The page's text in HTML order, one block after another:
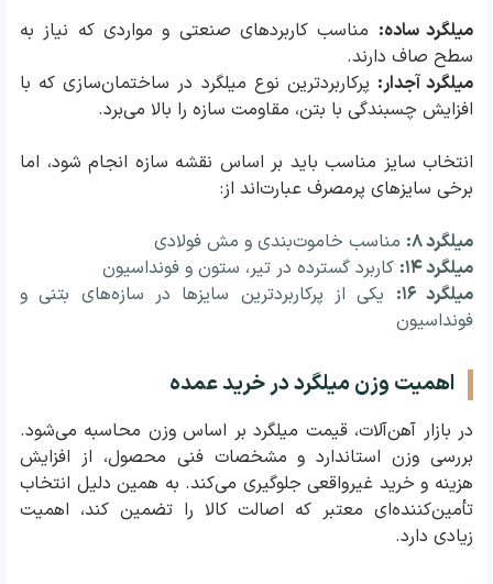
میلگرد ساده: مناسب کاربردهای صنعتی و مواردی که نیاز به
سطح صاف دارند.
میلگرد آجدار: پرکاربردترین نوع میلگرد در ساختمان‌سازی که با
افزایش چسبندگی با بتن، مقاومت سازه را بالا می‌برد.
انتخاب سایز مناسب باید بر اساس نقشه سازه انجام شود، اما
برخی سایزهای پرمصرف عبارت‌اند از:
میلگرد ۸:
مناسب خاموت‌بندی و مش فولادی
میلگرد ۱۴:
کاربرد گسترده در تیر، ستون و فونداسیون
میلگرد ۱۶:
یکی از پرکاربردترین سایزها در سازه‌های بتنی و
فونداسیون
اهمیت وزن میلگرد در خرید عمده
در بازار آهن‌آلات، قیمت میلگرد بر اساس وزن محاسبه می‌شود.
بررسی وزن استاندارد و مشخصات فنی محصول، از افزایش
هزینه و خرید غیرواقعی جلوگیری می‌کند. به همین دلیل انتخاب
تأمین‌کننده‌ای معتبر که اصالت کالا را تضمین کند، اهمیت
زیادی دارد.